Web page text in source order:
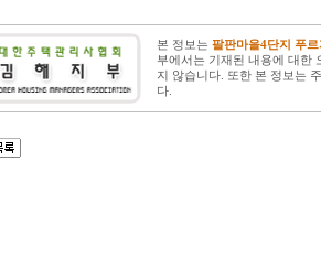
본 정보는 팔판마을4단지 푸르
부에서는 기재된 내용에 대한
지 않습니다. 또한 본 정보는
다.